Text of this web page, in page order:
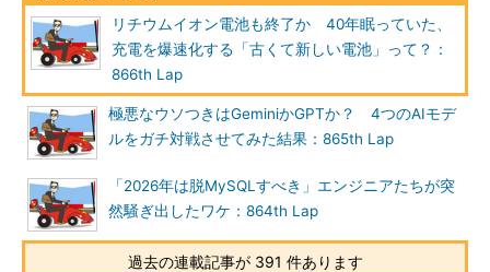
リチウムイオン電池も終了か 40年眠っていた、
充電を爆速化する「古くて新しい電池」って？：
866th Lap
極悪なウソつきはGeminiかGPTか？ 4つのAIモデ
ルをガチ対戦させてみた結果：865th Lap
「2026年は脱MySQLすべき」エンジニアたちが突
然騒ぎ出したワケ：864th Lap
過去の連載記事が 391 件あります